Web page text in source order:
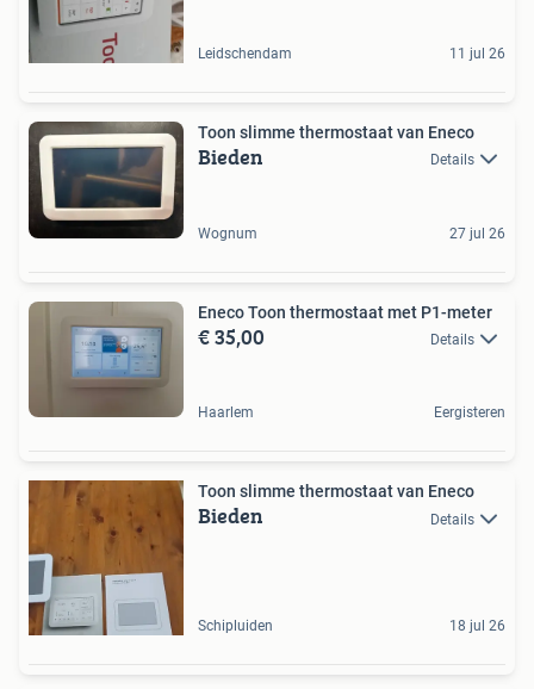
Leidschendam 11 jul 26
Toon slimme thermostaat van Eneco
Bieden Details
Wognum 27 jul 26
Eneco Toon thermostaat met P1-meter
€ 35,00 Details
Haarlem Eergisteren
Toon slimme thermostaat van Eneco
Bieden Details
Schipluiden 18 jul 26